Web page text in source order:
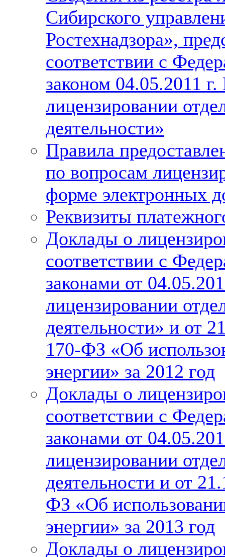
Сибирского
Ростехнадзора»,
соответствии с
законом 04.05.2011
лицензировании
деятельности»
Правила
по вопросам
форме электронных
Реквизиты
Доклады о
соответствии с
законами от
лицензировании
деятельности» и от
170-ФЗ «Об
энергии» за 2012 год
Доклады о
соответствии с
законами от
лицензировании
деятельности и от
ФЗ «Об
энергии» за 2013 год
Доклады о